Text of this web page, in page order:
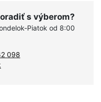
s výberom?
Piatok od 8:00
098